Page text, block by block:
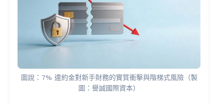
圖說：7% 違約金對新手財務的實質衝擊與階梯式風險（製
圖：譽誠國際資本）